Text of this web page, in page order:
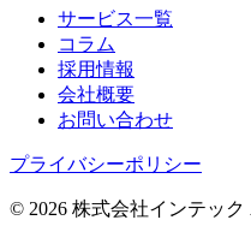
サービス一覧
コラム
採用情報
会社概要
お問い合わせ
プライバシーポリシー
© 2026 株式会社インテック